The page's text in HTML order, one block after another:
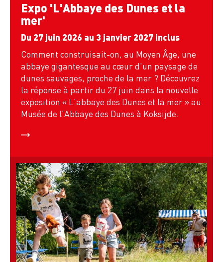
Expo 'L'Abbaye des Dunes et la
mer'
Du 27 juin 2026 au 3 janvier 2027 inclus
Comment construisait-on, au Moyen Âge, une
abbaye gigantesque au cœur d'un paysage de
dunes sauvages, proche de la mer ? Découvrez
la réponse à partir du 27 juin dans la nouvelle
exposition « L'abbaye des Dunes et la mer » au
Musée de l'Abbaye des Dunes à Koksijde.